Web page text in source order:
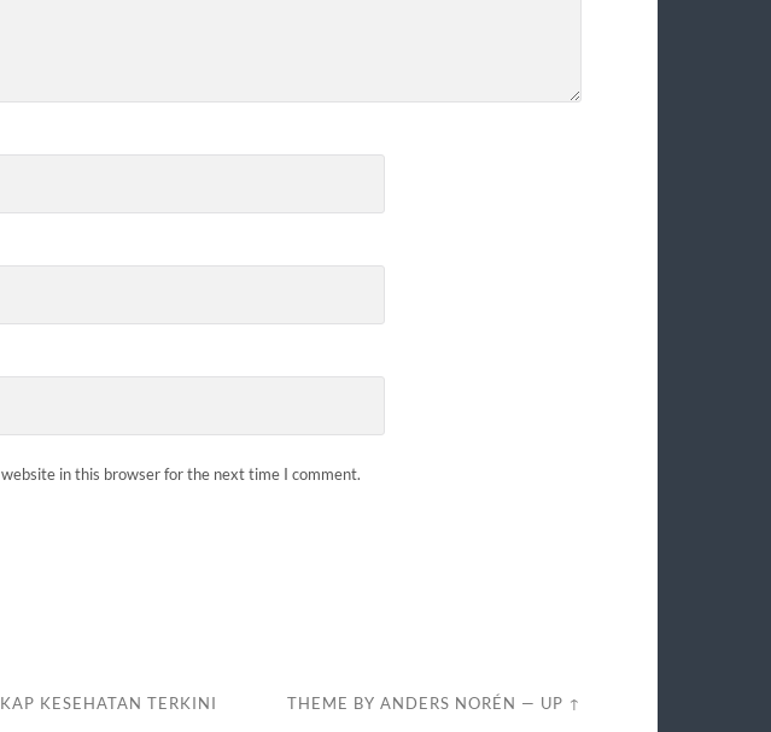
in this browser for the next time I comment.
KESEHATAN TERKINI THEME BYANDERS NORÉN — UP ↑